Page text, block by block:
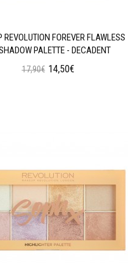
REVOLUTION FOREVER FLAWLESS
PALETTE - DECADENT
17,90€ 14,50€